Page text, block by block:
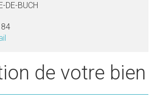
DE-BUCH
de votre bien